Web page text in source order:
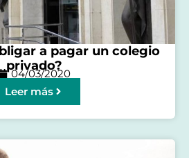
a pagar un colegio
privado​?
04/03/2020
Leer más